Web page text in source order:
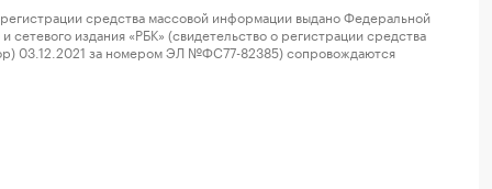
средства массовой информации выдано Федеральной
издания «РБК» (свидетельство о регистрации средства
03.12.2021 за номером ЭЛ №ФС77-82385) сопровождаются